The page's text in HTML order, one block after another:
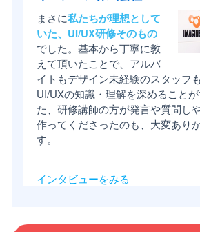
まさに私たちが理想として
いた、UI/UX研修そのもの
でした。基本から丁寧に教
えて頂いたことで、アルバ
イトもデザイン未経験のスタッフ
UI/UXの知識・理解を深めること
た、研修講師の方が発言や質問し
作ってくださったのも、大変あり
す。
インタビューをみる